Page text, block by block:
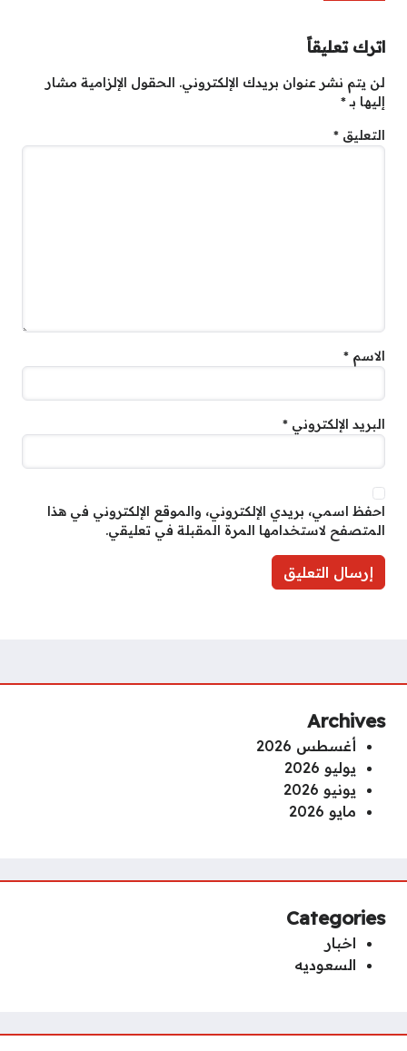
اترك تعليقاً
لن يتم نشر عنوان بريدك الإلكتروني. الحقول الإلزامية مشار
إليها بـ*
التعليق *
الاسم *
البريد الإلكتروني *
احفظ اسمي، بريدي الإلكتروني، والموقع الإلكتروني في هذا
المتصفح لاستخدامها المرة المقبلة في تعليقي.
Archives
أغسطس 2026
يوليو 2026
يونيو 2026
مايو 2026
Categories
اخبار
السعوديه